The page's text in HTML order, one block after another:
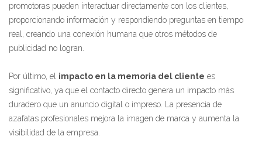
promotoras pueden interactuar directamente con los clientes,
proporcionando información y respondiendo preguntas en tiempo
real, creando una conexión humana que otros métodos de
publicidad no logran.
Por último, el impacto en la memoria del cliente es
significativo, ya que el contacto directo genera un impacto más
duradero que un anuncio digital o impreso. La presencia de
azafatas profesionales mejora la imagen de marca y aumenta la
visibilidad de la empresa.